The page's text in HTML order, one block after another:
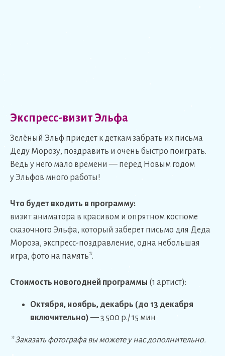
Экспресс-визит Эльфа
Зелёный Эльф приедет к деткам забрать их письма
Деду Морозу, поздравить и очень быстро поиграть.
Ведь у него мало времени — перед Новым годом
у Эльфов много работы!
Что будет входить в программу:
визит аниматора в красивом и опрятном костюме
сказочного Эльфа, который заберет письмо для Деда
Мороза, экспресс-поздравление, одна небольшая
игра, фото на память*.
Стоимость новогодней программы (1 артист):
Октября, ноябрь, декабрь (до 13 декабря
включительно)— 3 500 р./ 15 мин
* Заказать фотографа вы можете у нас дополнительно.